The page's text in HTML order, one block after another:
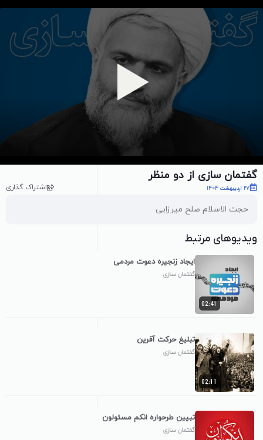
پخش ویدیو
گفتمان سازی از دو منظر
27 اردیبهشت 1404 اشتراک گذاری
حجت الاسلام صلح میرزایی
ویدیوهای مرتبط
02:41
ایجاد زنجیره دعوت مردمی
گفتمان سازی
02:11
تبلیغ حرکت آفرین
گفتمان سازی
تبیین طرحواره انکم مسئولون
گفتمان سازی